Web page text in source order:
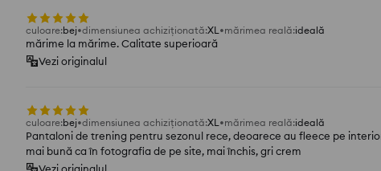
culoare:bej dimensiunea achiziționată:XL mărimea reală:ideală
mărime la mărime. Calitate superioară
Vezi originalul
culoare:bej dimensiunea achiziționată:XL mărimea reală:ideală
Pantaloni de trening pentru sezonul rece, deoarece au fleece pe
mai bună ca în fotografia de pe site, mai închis, gri crem
Vezi originalul